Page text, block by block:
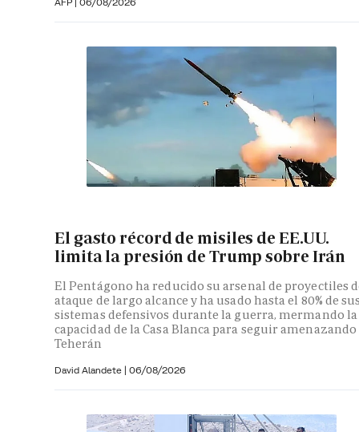
El gasto récord de misiles de EE.UU.
limita la presión de Trump sobre Irán
El Pentágono ha reducido su arsenal de proyectiles
ataque de largo alcance y ha usado hasta el 80% de
sistemas defensivos durante la guerra, mermando la
capacidad de la Casa Blanca para seguir amenazando
Teherán
David Alandete | 06/08/2026